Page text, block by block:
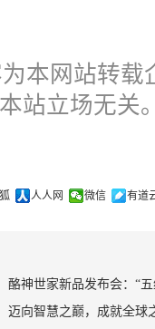
本网站转载
站立场无关
人人网 微信 有道
酪神世家新品发布会：“
迈向智慧之巅，成就全球